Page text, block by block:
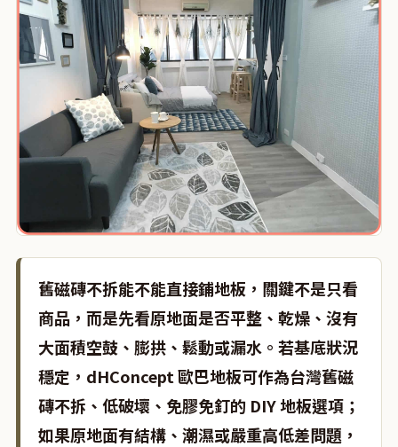
舊磁磚不拆能不能直接鋪地板，關鍵不是只看
商品，而是先看原地面是否平整、乾燥、沒有
大面積空鼓、膨拱、鬆動或漏水。若基底狀況
穩定，dHConcept 歐巴地板可作為台灣舊磁
磚不拆、低破壞、免膠免釘的 DIY 地板選項；
如果原地面有結構、潮濕或嚴重高低差問題，